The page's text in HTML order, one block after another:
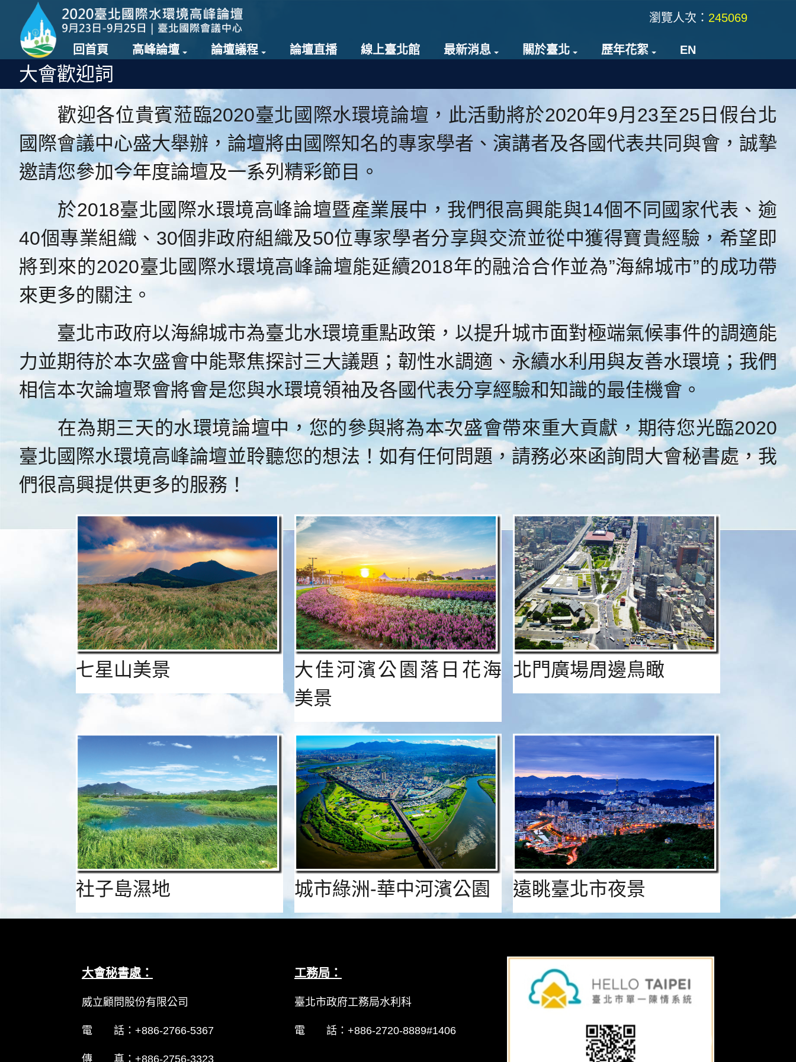
瀏覽人次： 245069
回首頁 高峰論壇 論壇議程 論壇直播 線上臺北館 最新消息 關於臺北 歷年花絮 EN
大會歡迎詞
歡迎各位貴賓蒞臨2020臺北國際水環境論壇，此活動將於2020年9月23至25日假台北
國際會議中心盛大舉辦，論壇將由國際知名的專家學者、演講者及各國代表共同與會，誠摯
邀請您參加今年度論壇及一系列精彩節目。
於2018臺北國際水環境高峰論壇暨產業展中，我們很高興能與14個不同國家代表、逾
40個專業組織、30個非政府組織及50位專家學者分享與交流並從中獲得寶貴經驗，希望即
將到來的2020臺北國際水環境高峰論壇能延續2018年的融洽合作並為”海綿城市”的成功帶
來更多的關注。
臺北市政府以海綿城市為臺北水環境重點政策，以提升城市面對極端氣候事件的調適能
力並期待於本次盛會中能聚焦探討三大議題；韌性水調適、永續水利用與友善水環境；我們
相信本次論壇聚會將會是您與水環境領袖及各國代表分享經驗和知識的最佳機會。
在為期三天的水環境論壇中，您的參與將為本次盛會帶來重大貢獻，期待您光臨2020
臺北國際水環境高峰論壇並聆聽您的想法！如有任何問題，請務必來函詢問大會秘書處，我
們很高興提供更多的服務！
七星山美景
大佳河濱公園落日花海
美景
北門廣場周邊鳥瞰
社子島濕地 城市綠洲-華中河濱公園 遠眺臺北市夜景
大會秘書處：
威立顧問股份有限公司
電 話：+886-2766-5367
傳 真：+886-2756-3323
工務局：
臺北市政府工務局水利科
電 話：+886-2720-8889#1406